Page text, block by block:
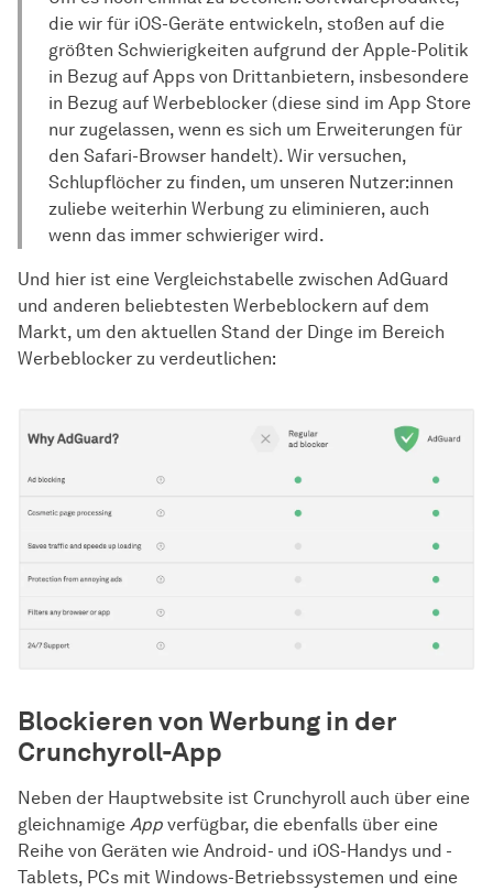
die wir für iOS-Geräte entwickeln, stoßen auf die
größten Schwierigkeiten aufgrund der Apple-Politik
in Bezug auf Apps von Drittanbietern, insbesondere
in Bezug auf Werbeblocker (diese sind im App Store
nur zugelassen, wenn es sich um Erweiterungen für
den Safari-Browser handelt). Wir versuchen,
Schlupflöcher zu finden, um unseren Nutzer:innen
zuliebe weiterhin Werbung zu eliminieren, auch
wenn das immer schwieriger wird.
Und hier ist eine Vergleichstabelle zwischen AdGuard
und anderen beliebtesten Werbeblockern auf dem
Markt, um den aktuellen Stand der Dinge im Bereich
Werbeblocker zu verdeutlichen:
Blockieren von Werbung in der
Crunchyroll-App
Neben der Hauptwebsite ist Crunchyroll auch über eine
gleichnamige App verfügbar, die ebenfalls über eine
Reihe von Geräten wie Android- und iOS-Handys und -
Tablets, PCs mit Windows-Betriebssystemen und eine